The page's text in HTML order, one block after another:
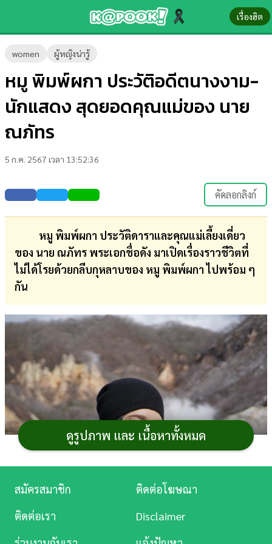
เรื่องฮิต
women ผู้หญิงน่ารู้
หมู พิมพ์ผกา ประวัติอดีตนางงาม-
นักแสดง สุดยอดคุณแม่ของ นาย
ณภัทร
5 ก.ค. 2567 เวลา 13:52:36
คัดลอกลิงก์
หมู พิมพ์ผกา ประวัติดาราและคุณแม่เลี้ยงเดี่ยว
ของ นาย ณภัทร พระเอกชื่อดัง มาเปิดเรื่องราวชีวิตที่
ไม่ได้โรยด้วยกลีบกุหลาบของ หมู พิมพ์ผกา ไปพร้อม ๆ
กัน
ดูรูปภาพ และ เนื้อหาทั้งหมด
ข่าว-
ความ
รู้
บันเทิง
ตรวจ
หวย
บอล
สด
การ
ศึกษา
บันเทิง
ดู
หนัง
สมัครสมาชิก
ติดต่อโฆษณา
ติดต่อเรา
Disclaimer